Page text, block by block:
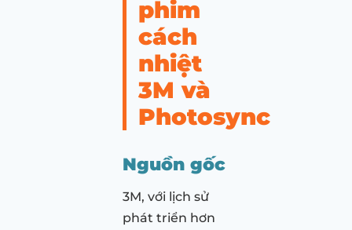
phim
cách
nhiệt
3M và
Photosync
Nguồn gốc
3M, với lịch sử
phát triển hơn